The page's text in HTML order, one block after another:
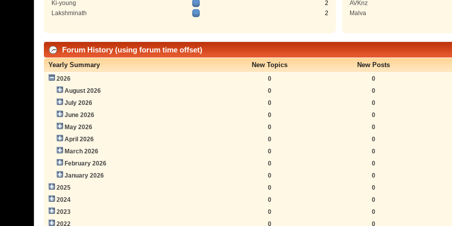
Ki-young
2
Lakshminath
2
AVKnz
Malva
Forum History (using forum time offset)
Yearly Summary New Topics New Posts
2026 0
0
August 2026
0
0
July 2026
0
0
June 2026
0
0
May 2026
0
0
April 2026
0
0
March 2026
0
0
February 2026
0
0
January 2026
0
0
2025
0
0
2024
0
0
2023
0
0
2022
0 0